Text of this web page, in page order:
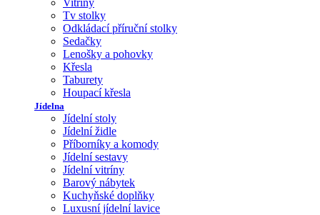
Vitríny
Tv stolky
Odkládací příruční stolky
Sedačky
Lenošky a pohovky
Křesla
Taburety
Houpací křesla
Jídelna
Jídelní stoly
Jídelní židle
Příborníky a komody
Jídelní sestavy
Jídelní vitríny
Barový nábytek
Kuchyňské doplňky
Luxusní jídelní lavice